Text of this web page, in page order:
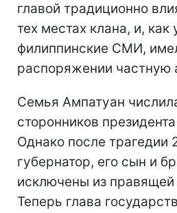
главой традиционно
тех местах клана, и,
филиппинские СМИ,
распоряжении частную
Семья Ампатуан
сторонников
Однако после трагедии
губернатор, его сын и
исключены из правящей
Теперь глава